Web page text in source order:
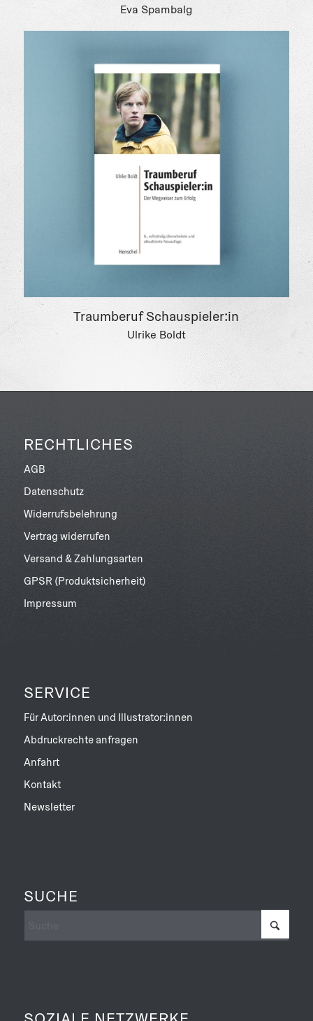
Auch als E-Book erhältlich.
Eva Spambalg
Traumberuf Schauspieler:in
Ulrike Boldt
RECHTLICHES
AGB
Datenschutz
Widerrufsbelehrung
Vertrag widerrufen
Versand & Zahlungsarten
GPSR (Produktsicherheit)
Impressum
SERVICE
Für Autor:innen und Illustrator:innen
Abdruckrechte anfragen
Anfahrt
Kontakt
Newsletter
SUCHE